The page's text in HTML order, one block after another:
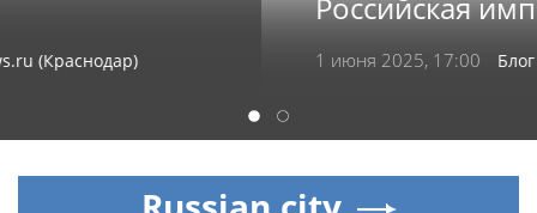
1 июня 2025, 17:00 Блог сайта «Жизнь - театр»
1 2